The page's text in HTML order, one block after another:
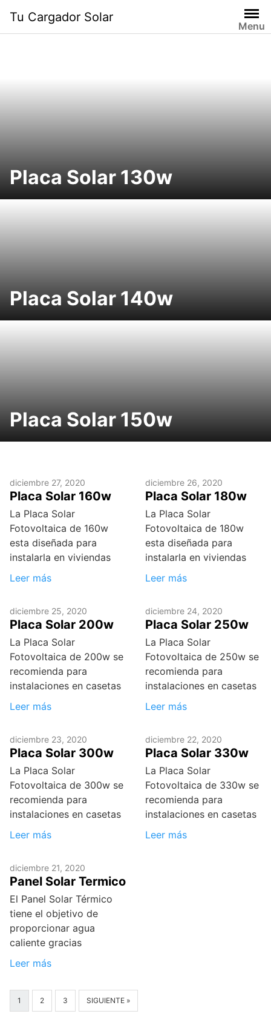
contenido
Tu Cargador Solar
Menu
Placa Solar 130w
Placa Solar 140w
Placa Solar 150w
diciembre 27, 2020
Placa Solar 160w
La Placa Solar
Fotovoltaica de 160w
esta diseñada para
instalarla en viviendas
Leer más
diciembre 26, 2020
Placa Solar 180w
La Placa Solar
Fotovoltaica de 180w
esta diseñada para
instalarla en viviendas
Leer más
diciembre 25, 2020
Placa Solar 200w
La Placa Solar
Fotovoltaica de 200w se
recomienda para
instalaciones en casetas
Leer más
diciembre 24, 2020
Placa Solar 250w
La Placa Solar
Fotovoltaica de 250w se
recomienda para
instalaciones en casetas
Leer más
diciembre 23, 2020
Placa Solar 300w
La Placa Solar
Fotovoltaica de 300w se
recomienda para
instalaciones en casetas
Leer más
diciembre 22, 2020
Placa Solar 330w
La Placa Solar
Fotovoltaica de 330w se
recomienda para
instalaciones en casetas
Leer más
diciembre 21, 2020
Panel Solar Termico
El Panel Solar Térmico
tiene el objetivo de
proporcionar agua
caliente gracias
Leer más
1 2 3 SIGUIENTE »